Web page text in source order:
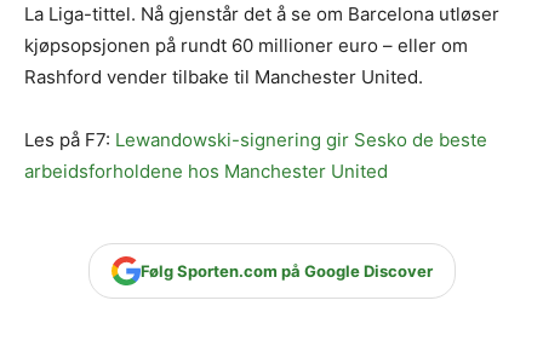
La Liga-tittel. Nå gjenstår det å se om Barcelona utløser
kjøpsopsjonen på rundt 60 millioner euro – eller om
Rashford vender tilbake til Manchester United.
Les på F7: Lewandowski-signering gir Sesko de beste
arbeidsforholdene hos Manchester United
Følg Sporten.com på Google Discover